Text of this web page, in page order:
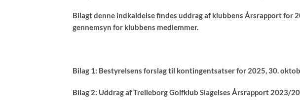
Bilagt denne indkaldelse findes uddrag af klubbens Årsrapport
gennemsyn for klubbens medlemmer.
Bilag 1: Bestyrelsens forslag til kontingentsatser for 2025, 30.
Bilag 2: Uddrag af Trelleborg Golfklub Slagelses Årsrapport 2023/